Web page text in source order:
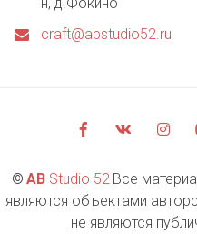
н, д.Фокино
craft@abstudio52.ru
© AB Studio 52 Все
являются объектами
не являются